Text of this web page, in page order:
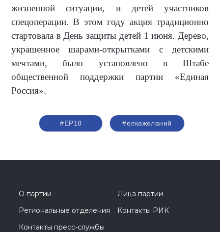
жизненной ситуации, и детей участников
спецоперации. В этом году акция традиционно
стартовала в День защиты детей 1 июня. Дерево,
украшенное шарами-открытками с детскими
мечтами, было установлено в Штабе
общественной поддержки партии «Единая
Россия».
#ЕР18 #елкажеланий
О партии
Лица партии
Региональные отделения
Контакты РИК
Контакты пресс-службы